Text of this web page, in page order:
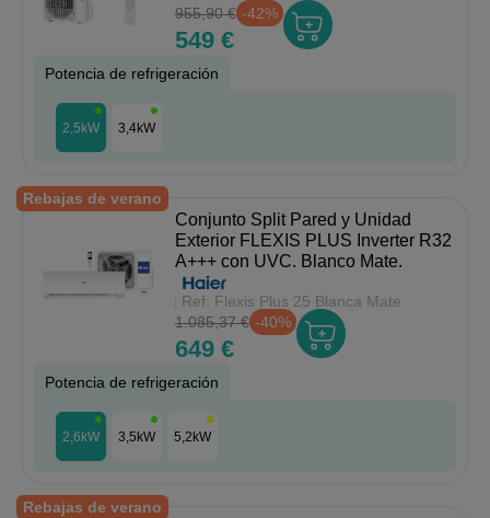
955,90 € -42%
549 €
Potencia de refrigeración
2,5kW 3,4kW
Rebajas de verano
Conjunto Split Pared y Unidad
Exterior FLEXIS PLUS Inverter R32
A+++ con UVC. Blanco Mate.
Ref: Flexis Plus 25 Blanca Mate
1.085,37 € -40%
649 €
Potencia de refrigeración
2,6kW 3,5kW 5,2kW
Rebajas de verano